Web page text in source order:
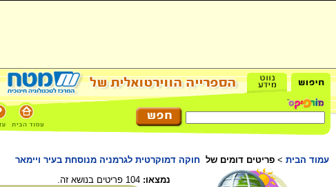
עמוד הבית > פריטים דומים של חוקה דמוקרטית לגרמניה מנוסחת בעיר ויימאר
נמצאו: